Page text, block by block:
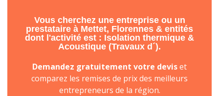
Vous cherchez une entreprise ou un
prestataire à Mettet, Florennes & entités
dont l'activité est : Isolation thermique &
Acoustique (Travaux d´).
Demandez gratuitement votre deviset
comparez les remises de prix des meilleurs
entrepreneurs de la région.